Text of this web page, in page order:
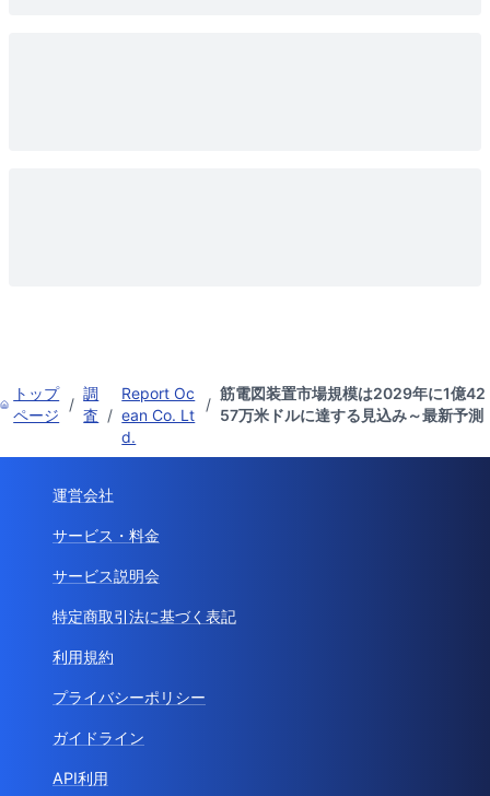
トップ
ページ
/
調
査 /
Report Oc
ean Co. Lt
d.
/
筋電図装置市場規模は2029年に1億42
57万米ドルに達する見込み～最新予測
運営会社
サービス・料金
サービス説明会
特定商取引法に基づく表記
利用規約
プライバシーポリシー
ガイドライン
API利用